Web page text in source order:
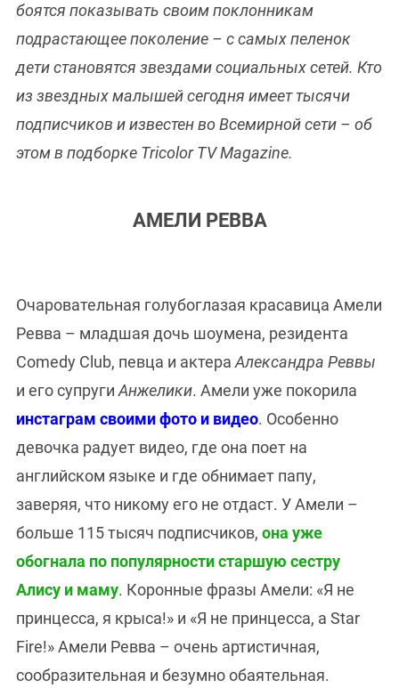
боятся показывать своим поклонникам
подрастающее поколение – с самых пеленок
дети становятся звездами социальных сетей. Кто
из звездных малышей сегодня имеет тысячи
подписчиков и известен во Всемирной сети – об
этом в подборке Tricolor TV Magazine.
АМЕЛИ РЕВВА
Очаровательная голубоглазая красавица Амели
Ревва – младшая дочь шоумена, резидента
Comedy Club, певца и актераАлександра Реввы
и его супругиАнжелики. Амели уже покорила
инстаграм своими фото и видео. Особенно
девочка радует видео, где она поет на
английском языке и где обнимает папу,
заверяя, что никому его не отдаст. У Амели –
больше 115 тысяч подписчиков, она уже
обогнала по популярности старшую сестру
Алису и маму. Коронные фразы Амели: «Я не
принцесса, я крыса!» и «Я не принцесса, а Star
Fire!» Амели Ревва – очень артистичная,
сообразительная и безумно обаятельная.